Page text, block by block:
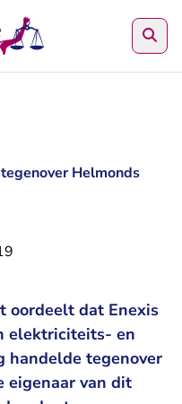
Helmonds
oordeelt dat Enexis
elektriciteits- en
handelde tegenover
eigenaar van dit